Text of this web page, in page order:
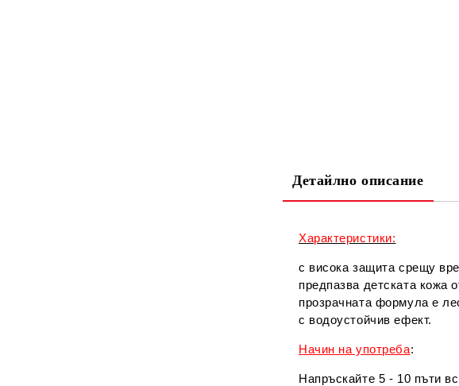
Детайлно описание
Характеристики:
с висока защита срещу
предпазва детската кожа
прозрачната формула е
с водоустойчив ефект.
Начин на употреба:
Напръскайте 5 - 10 пъти